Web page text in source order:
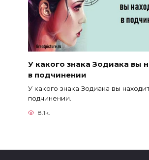
У какого знака Зодиака вы
в подчинении
У какого знака Зодиака вы
подчинении.
8.1к.